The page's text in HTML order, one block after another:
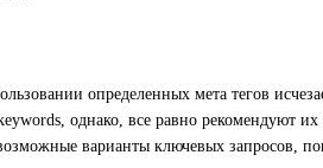
определенных мета тегов
однако, все равно рекомендуют их
варианты ключевых запросов,